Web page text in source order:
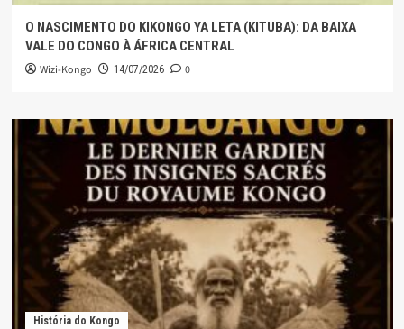
O NASCIMENTO DO KIKONGO YA LETA (KITUBA): DA BAIXA
VALE DO CONGO À ÁFRICA CENTRAL
Wizi-Kongo 14/07/2026 0
História do Kongo